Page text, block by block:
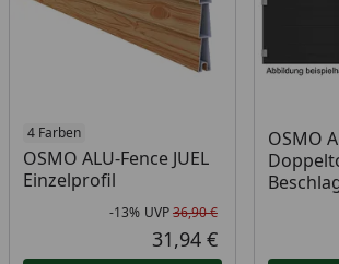
4 Farben
OSMO ALU-Fence JUEL
Einzelprofil
Rabatt in
-13%
Ursprünglicher
UVP36,90 €
Aktueller Preis
31,94 €
OSMO